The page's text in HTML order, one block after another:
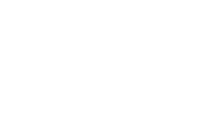
Poznaj ukrytego winowajcę codziennych problemów
infekcjami, zmianą pogody albo kontaktem z chorymi
większą część roku, jeśli rano wstaje zmęczony mimo
Które Poruszają Zmysły
lecz same je tworzą. Jedną z takich wyjątkowych marek jest